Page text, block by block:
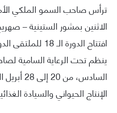
ترأس صاحب السمو الملكي
الاثنين بمشور الستينية –
افتتاح الدورة
ينظم تحت الرعاية السامية
السادس،
الإنتاج الحيواني والسيادة